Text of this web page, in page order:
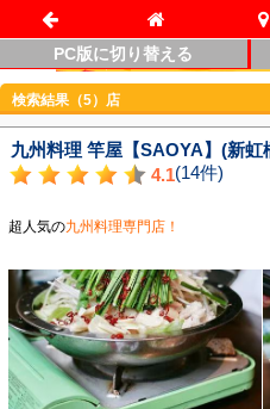
PC版に切り替える
検索結果（5）店
九州料理 竿屋【SAOYA】(新虹
4.1(14件)
超人気の九州料理専門店！